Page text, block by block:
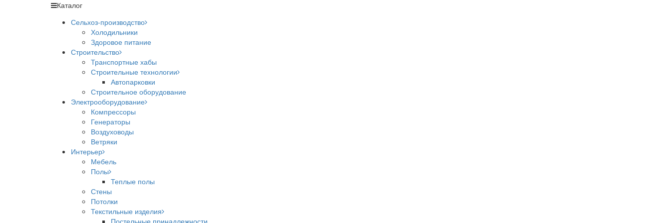
Каталог
Сельхоз-производство
Холодильники
Здоровое питание
Строительство
Транспортные хабы
Строительные технологии
Автопарковки
Строительное оборудование
Электрооборудование
Компрессоры
Генераторы
Воздуховоды
Ветряки
Интерьер
Мебель
Полы
Теплые полы
Стены
Потолки
Текстильные изделия
Постельные принадлежности